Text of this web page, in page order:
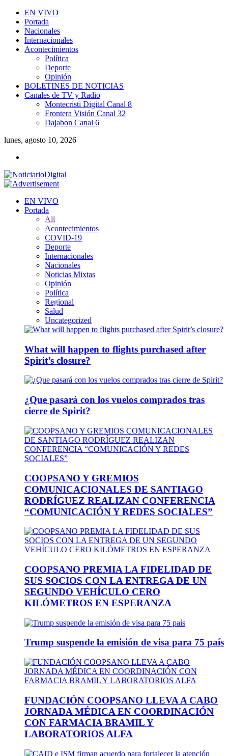
EN VIVO
Portada
Nacionales
Internacionales
Acontecimientos
Política
Deporte
Opinión
BOLETINES DE NOTICIAS
Canales de TV y Radio
Montecristi Digital Canal 8
Frontera Visión Canal 32
Dajabon Canal 6
lunes, agosto 10, 2026
EN VIVO
Portada
All
Acontecimientos
COVID-19
Deporte
Internacionales
Nacionales
Noticias Mixtas
Opinión
Política
Regional
Salud
Uncategorized
What will happen to flights purchased after
Spirit’s closure?
¿Que pasará con los vuelos comprados tras
cierre de Spirit?
COOPSANO Y GREMIOS
COMUNICACIONALES DE SANTIAGO
RODRÍGUEZ REALIZAN CONFERENCIA
“COMUNICACIÓN Y REDES SOCIALES”
COOPSANO PREMIA LA FIDELIDAD DE
SUS SOCIOS CON LA ENTREGA DE UN
SEGUNDO VEHÍCULO CERO
KILÓMETROS EN ESPERANZA
Trump suspende la emisión de visa para 75 país
FUNDACIÓN COOPSANO LLEVA A CABO
JORNADA MÉDICA EN COORDINACIÓN
CON FARMACIA BRAMIL Y
LABORATORIOS ALFA